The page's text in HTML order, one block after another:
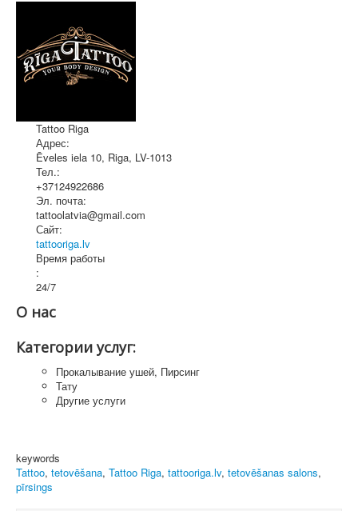
Tattoo Riga
Адрес:
Ēveles iela 10, Riga, LV-1013
Тел.:
+37124922686
Эл. почта:
tattoolatvia@gmail.com
Сайт:
tattooriga.lv
Время работы
:
24/7
О нас
Категории услуг:
Прокалывание ушей, Пирсинг
Тату
Другие услуги
keywords
Tattoo, tetovēšana, Tattoo Riga, tattooriga.lv, tetovēšanas salons,
pīrsings